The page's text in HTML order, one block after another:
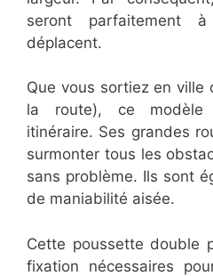
seront parfaitement à
déplacent.
Que vous sortiez en ville
la route), ce modèle
itinéraire. Ses grandes
surmonter tous les
sans problème. Ils sont
de maniabilité aisée.
Cette poussette double
fixation nécessaires